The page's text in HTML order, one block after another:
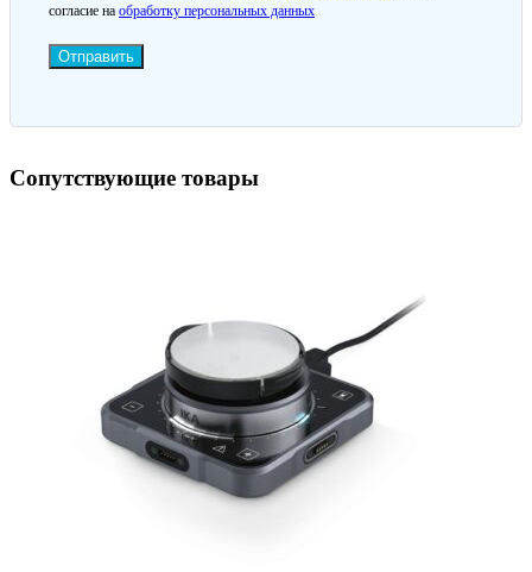
согласие на обработку персональных данных
Отправить
Сопутствующие товары